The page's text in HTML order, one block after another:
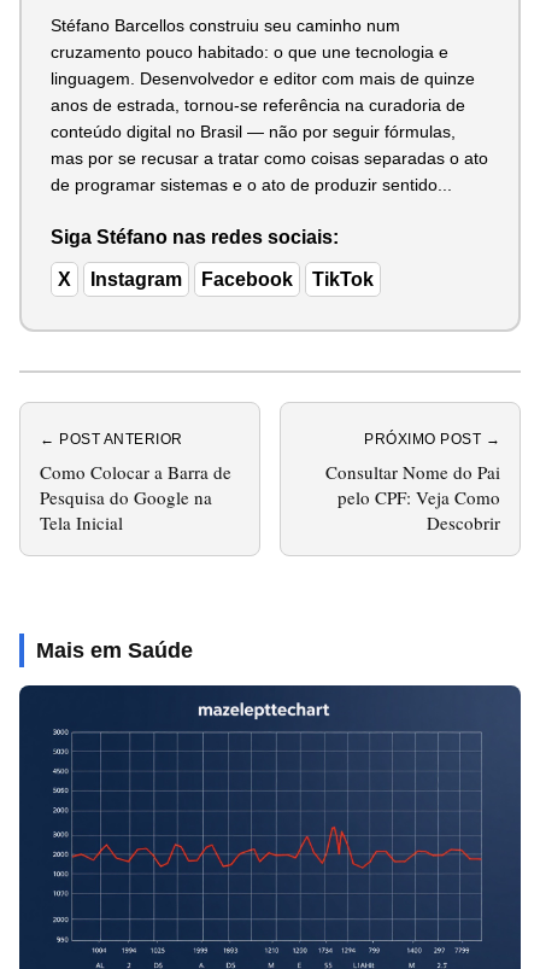
Stéfano Barcellos construiu seu caminho num
cruzamento pouco habitado: o que une tecnologia e
linguagem. Desenvolvedor e editor com mais de quinze
anos de estrada, tornou-se referência na curadoria de
conteúdo digital no Brasil — não por seguir fórmulas,
mas por se recusar a tratar como coisas separadas o ato
de programar sistemas e o ato de produzir sentido...
Siga Stéfano nas redes sociais:
X Instagram Facebook TikTok
← POST ANTERIOR
Como Colocar a Barra de
Pesquisa do Google na
Tela Inicial
PRÓXIMO POST →
Consultar Nome do Pai
pelo CPF: Veja Como
Descobrir
Mais em Saúde